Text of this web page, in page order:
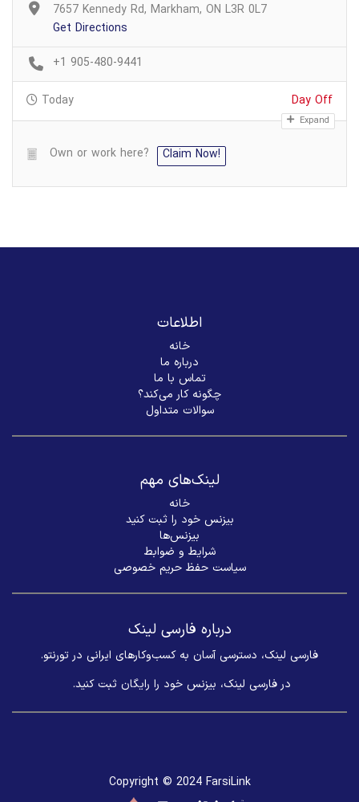
7657 Kennedy Rd, Markham, ON L3R 0L7
Get Directions
+1 905-480-9441
Today Day Off
Expand
Own or work here? Claim Now!
اطلاعات
خانه
درباره ما
تماس با ما
چگونه کار می‌کند؟
سوالات متداول
لینک‌های مهم
خانه
بیزنس خود را ثبت کنید
بیزنس‌ها
شرایط و ضوابط
سیاست حفظ حریم خصوصی
درباره فارسی لینک
فارسی لینک، دسترسی آسان به کسب‌وکارهای ایرانی در تورنتو.
در فارسی لینک، بیزنس خود را رایگان ثبت کنید. ​
Copyright © 2024 FarsiLink